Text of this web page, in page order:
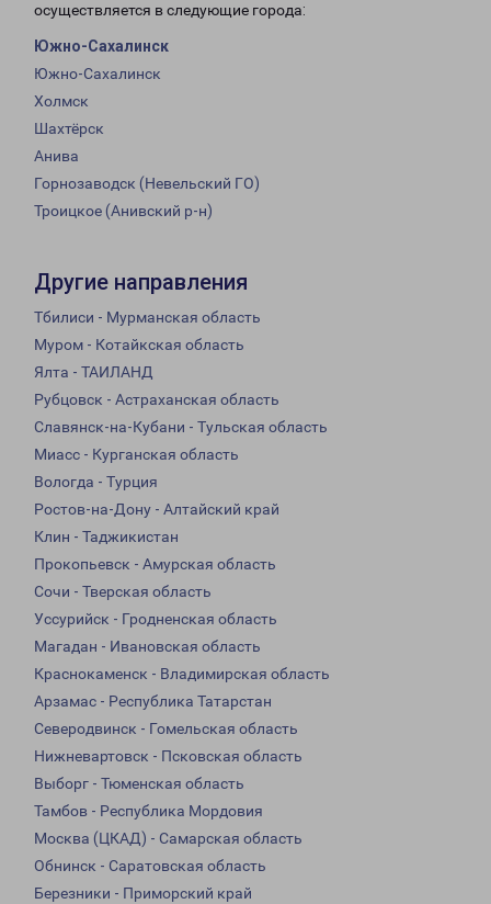
осуществляется в следующие города:
Южно-Сахалинск
Южно-Сахалинск
Холмск
Шахтёрск
Анива
Горнозаводск (Невельский ГО)
Троицкое (Анивский р-н)
Другие направления
Тбилиси - Мурманская область
Муром - Котайкская область
Ялта - ТАИЛАНД
Рубцовск - Астраханская область
Славянск-на-Кубани - Тульская область
Миасс - Курганская область
Вологда - Турция
Ростов-на-Дону - Алтайский край
Клин - Таджикистан
Прокопьевск - Амурская область
Сочи - Тверская область
Уссурийск - Гродненская область
Магадан - Ивановская область
Краснокаменск - Владимирская область
Арзамас - Республика Татарстан
Северодвинск - Гомельская область
Нижневартовск - Псковская область
Выборг - Тюменская область
Тамбов - Республика Мордовия
Москва (ЦКАД) - Самарская область
Обнинск - Саратовская область
Березники - Приморский край